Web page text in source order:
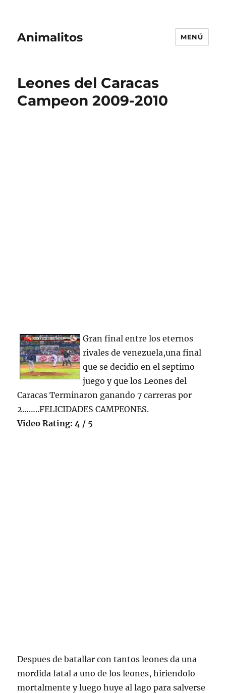
Animalitos MENÚ
Leones del Caracas
Campeon 2009-2010
Gran final entre los eternos
rivales de venezuela,una final
que se decidio en el septimo
juego y que los Leones del
Caracas Terminaron ganando 7 carreras por
2……..FELICIDADES CAMPEONES.
Video Rating: 4 / 5
Despues de batallar con tantos leones da una
mordida fatal a uno de los leones, hiriendolo
mortalmente y luego huye al lago para salverse